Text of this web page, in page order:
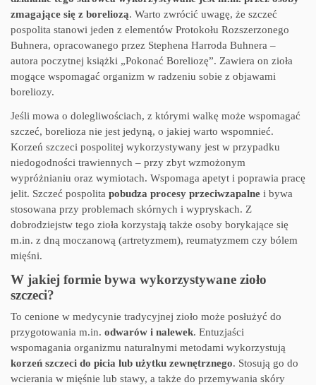
zmagające się z boreliozą. Warto zwrócić uwagę, że szczeć
pospolita stanowi jeden z elementów Protokołu Rozszerzonego
Buhnera, opracowanego przez Stephena Harroda Buhnera –
autora poczytnej książki „Pokonać Boreliozę”. Zawiera on zioła
mogące wspomagać organizm w radzeniu sobie z objawami
boreliozy.
Jeśli mowa o dolegliwościach, z którymi walkę może wspomagać
szczeć, borelioza nie jest jedyną, o jakiej warto wspomnieć.
Korzeń szczeci pospolitej wykorzystywany jest w przypadku
niedogodności trawiennych – przy zbyt wzmożonym
wypróżnianiu oraz wymiotach. Wspomaga apetyt i poprawia pracę
jelit. Szczeć pospolita pobudza procesy przeciwzapalne i bywa
stosowana przy problemach skórnych i wypryskach. Z
dobrodziejstw tego zioła korzystają także osoby borykające się
m.in. z dną moczanową (artretyzmem), reumatyzmem czy bólem
mięśni.
W jakiej formie bywa wykorzystywane zioło
szczeci?
To cenione w medycynie tradycyjnej zioło może posłużyć do
przygotowania m.in. odwarów i nalewek. Entuzjaści
wspomagania organizmu naturalnymi metodami wykorzystują
korzeń szczeci do picia lub użytku zewnętrznego. Stosują go do
wcierania w mięśnie lub stawy, a także do przemywania skóry